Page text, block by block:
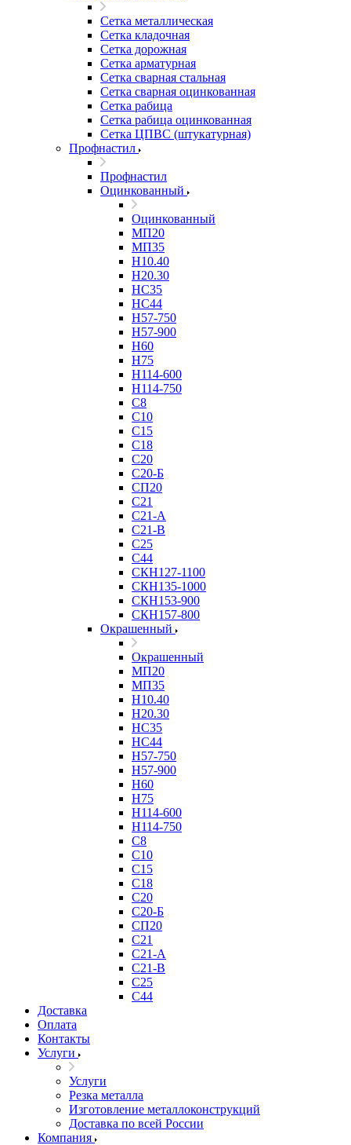
Сетка металлическая
Сетка кладочная
Сетка дорожная
Сетка арматурная
Сетка сварная стальная
Сетка сварная оцинкованная
Сетка рабица
Сетка рабица оцинкованная
Сетка ЦПВС (штукатурная)
Профнастил
Профнастил
Оцинкованный
Оцинкованный
МП20
МП35
Н10.40
Н20.30
НС35
НС44
Н57-750
Н57-900
Н60
Н75
Н114-600
Н114-750
С8
С10
С15
С18
С20
С20-Б
СП20
С21
С21-А
С21-В
С25
С44
СКН127-1100
СКН135-1000
СКН153-900
СКН157-800
Окрашенный
Окрашенный
МП20
МП35
Н10.40
Н20.30
НС35
НС44
Н57-750
Н57-900
Н60
Н75
Н114-600
Н114-750
С8
С10
С15
С18
С20
С20-Б
СП20
С21
С21-А
С21-В
С25
С44
Доставка
Оплата
Контакты
Услуги
Услуги
Резка металла
Изготовление металлоконструкций
Доставка по всей России
Компания